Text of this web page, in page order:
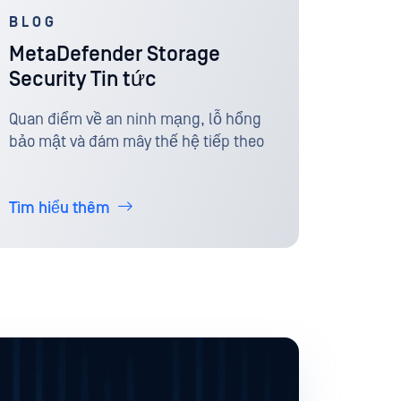
BLOG
MetaDefender Storage
Security Tin tức
Quan điểm về an ninh mạng, lỗ hổng
bảo mật và đám mây thế hệ tiếp theo
Tìm hiểu thêm